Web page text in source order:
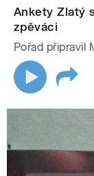
Ankety Zlatý
zpěváci
Pořad připravil